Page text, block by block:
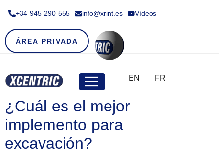
+34 945 290 555​ info@xrint.es Vídeos
ÁREA PRIVADA
EN FR
¿Cuál es el mejor
implemento para
excavación?